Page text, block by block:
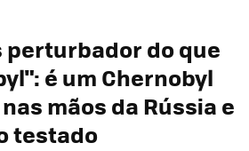
perturbador do que
é um Chernobyl
mãos da Rússia e
testado